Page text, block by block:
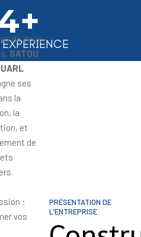
de deux
SATOU
ses
la
la
et
de
:
vos
PRÉSENTATION DE
L'ENTREPRISE